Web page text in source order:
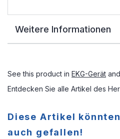
Weitere Informationen
See this product in EKG-Gerät and
Entdecken Sie alle Artikel des
Diese Artikel
auch gefallen!